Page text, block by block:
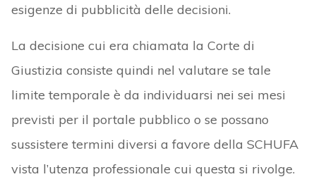
esigenze di pubblicità delle decisioni.
La decisione cui era chiamata la Corte di
Giustizia consiste quindi nel valutare se tale
limite temporale è da individuarsi nei sei mesi
previsti per il portale pubblico o se possano
sussistere termini diversi a favore della SCHUFA
vista l’utenza professionale cui questa si rivolge.